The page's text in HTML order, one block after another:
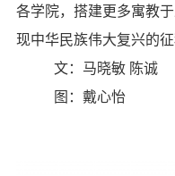
各学院，搭建更多寓教
现中华民族伟大复兴的
文：马晓敏 陈诚
图：戴心怡